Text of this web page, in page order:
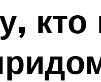
кто